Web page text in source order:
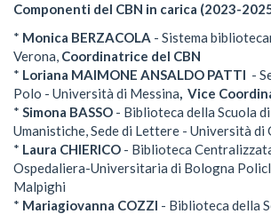
Componenti del CBN in carica (2023-
* Monica BERZACOLA - Sistema
Verona, Coordinatrice del CBN
* Loriana MAIMONE ANSALDO PATTI -
Polo - Università di Messina, Vice
* Simona BASSO - Biblioteca della Scuola
Umanistiche, Sede di Lettere - Università di
* Laura CHIERICO - Biblioteca
Ospedaliera-Universitaria di Bologna
Malpighi
* Mariagiovanna COZZI - Biblioteca della